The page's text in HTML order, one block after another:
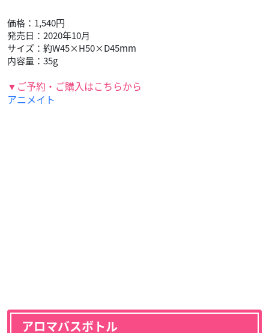
価格：1,540円
発売日：2020年10月
サイズ：約W45×H50×D45mm
内容量：35g
▼ご予約・ご購入はこちらから
アニメイト
アロマバスボトル